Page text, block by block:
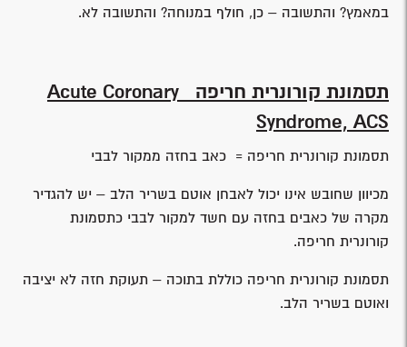
במאמץ? והתשובה – כן, חולף במנוחה? והתשובה לא.
תסמונת קורונרית חריפה
Acute Coronary
Syndrome, ACS
תסמונת קורונרית חריפה = כאב בחזה ממקור לבבי
מכיוון שחובש אינו יכול לאבחן אוטם בשריר הלב – יש להגדיר
מקרה של כאבים בחזה עם חשד למקור לבבי כתסמונת
קורונרית חריפה.
תסמונת קורונרית חריפה כוללת בתוכה – תעוקת חזה לא יציבה
ואוטם בשריר הלב.